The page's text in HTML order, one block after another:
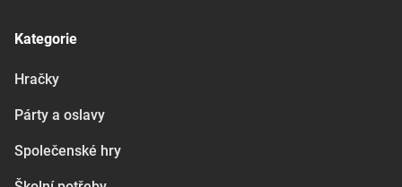
Kategorie
Hračky
Párty a oslavy
Společenské hry